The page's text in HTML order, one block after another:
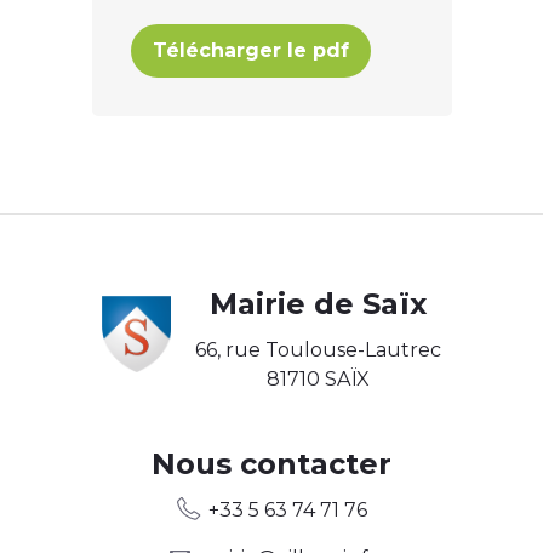
Télécharger le pdf
Mairie de Saïx
66, rue Toulouse-Lautrec
81710 SAÏX
Nous contacter
+33 5 63 74 71 76